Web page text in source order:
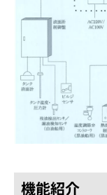
機能紹介